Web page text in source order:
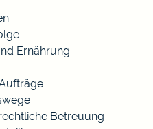
Ernährung
Betreuung